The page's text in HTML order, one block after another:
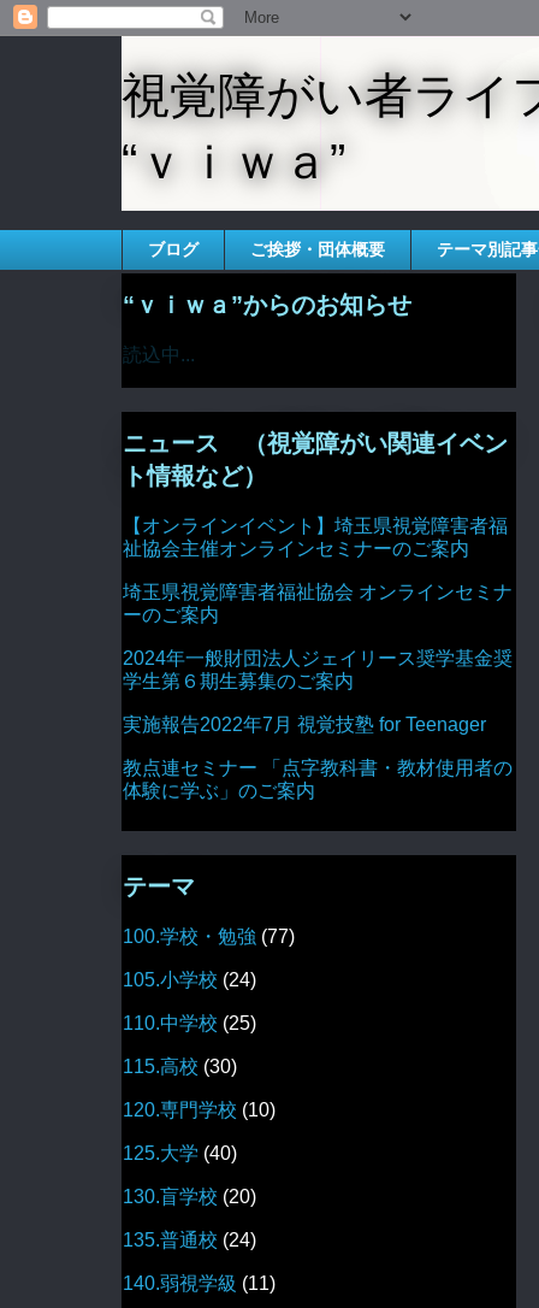
視覚障がい者ライ
“ｖｉｗａ”
ブログ ご挨拶・団体概要 テーマ別記
“ｖｉｗａ”からのお知らせ
読込中...
ニュース （視覚障がい関連イベン
ト情報など）
【オンラインイベント】埼玉県視覚障害者福
祉協会主催オンラインセミナーのご案内
埼玉県視覚障害者福祉協会 オンラインセミナ
ーのご案内
2024年一般財団法人ジェイリース奨学基金奨
学生第６期生募集のご案内
実施報告2022年7月 視覚技塾 for Teenager
教点連セミナー 「点字教科書・教材使用者の
体験に学ぶ」のご案内
テーマ
100.学校・勉強 (77)
105.小学校 (24)
110.中学校 (25)
115.高校 (30)
120.専門学校 (10)
125.大学 (40)
130.盲学校 (20)
135.普通校 (24)
140.弱視学級 (11)